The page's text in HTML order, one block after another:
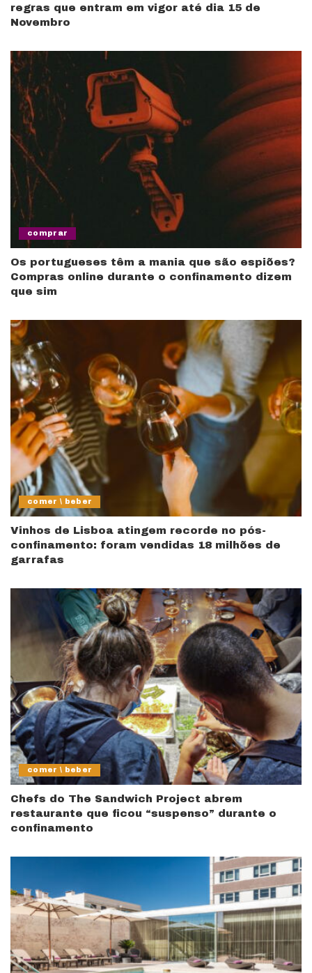
regras que entram em vigor até dia 15 de
Novembro
comprar
Os portugueses têm a mania que são espiões?
Compras online durante o confinamento dizem
que sim
comer \ beber
Vinhos de Lisboa atingem recorde no pós-
confinamento: foram vendidas 18 milhões de
garrafas
comer \ beber
Chefs do The Sandwich Project abrem
restaurante que ficou “suspenso” durante o
confinamento